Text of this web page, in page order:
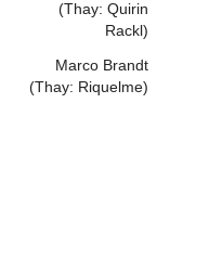
(Thay: Quirin
Rackl)
Marco Brandt
(Thay: Riquelme)